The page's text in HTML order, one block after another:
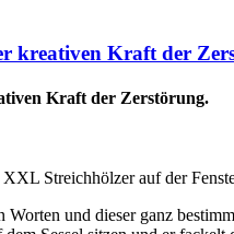
kreativen Kraft der
Kraft der Zerstörung.
XXL Streichhölzer auf der
und dieser ganz